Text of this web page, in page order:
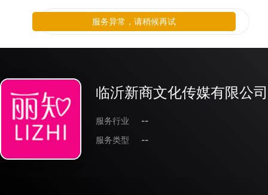
临沂新商文化传媒有限公司
服务行业
--
服务类型
--
服务异常，请稍候再试